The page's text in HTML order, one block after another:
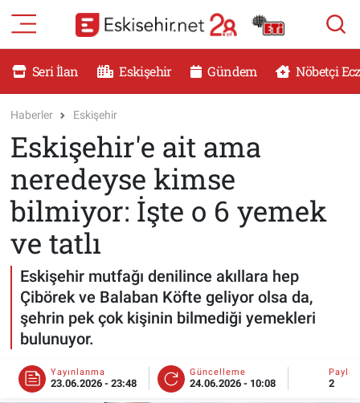
Seri İlan Eskişehir Gündem Nöbetçi
Haberler Eskişehir
Eskişehir'e ait ama
neredeyse kimse
bilmiyor: İşte o 6 yemek
ve tatlı
Eskişehir mutfağı denilince akıllara hep
Çibörek ve Balaban Köfte geliyor olsa da,
şehrin pek çok kişinin bilmediği yemekleri
bulunuyor.
Yayınlanma
23.06.2026 - 23:48
Güncelleme
24.06.2026 - 10:08 2
RESMİ İLANLAR
DÜNYA
SAĞLIK
MAGAZİN
KADIN
TEKNOLOJİ
YEMEK
ESKİŞEHİR NÖBETÇİ ECZANELER
Eskişehir Nöbetçi Eczaneler
Eskişehir Namaz Vakitleri
Eskişehir Trafik Yoğunluk Haritası
Süper Lig Puan Durumu ve Fikstür
Tüm Manşetler
Son Dakika Haberleri
Haber Arşivi